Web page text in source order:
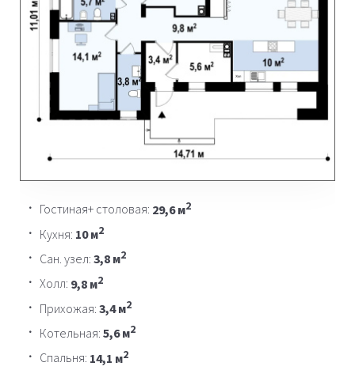
Гостиная+ столовая: 29,6 м2
Кухня: 10 м2
Сан. узел:3,8 м2
Холл: 9,8 м2
Прихожая:3,4 м2
Котельная:5,6 м2
Спальня: 14,1 м2